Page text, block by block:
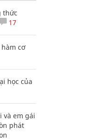
thức
17
cơ
học của
và em gái
phát